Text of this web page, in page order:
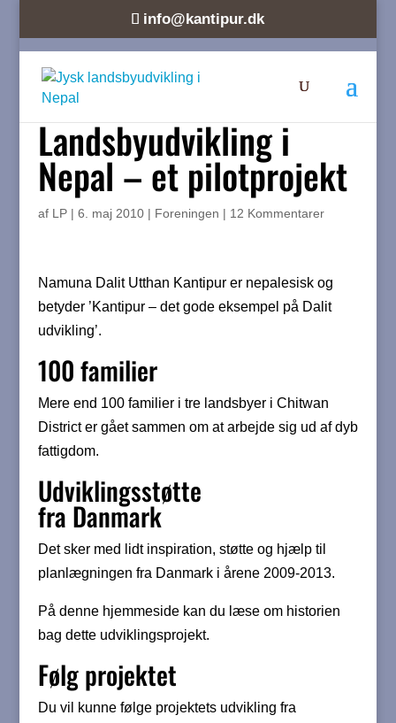
info@kantipur.dk
Landsbyudvikling i
Nepal – et pilotprojekt
af LP| 6. maj 2010| Foreningen | 12 Kommentarer
Namuna Dalit Utthan Kantipur er nepalesisk og
betyder ’Kantipur – det gode eksempel på Dalit
udvikling’.
100 familier
Mere end 100 familier i tre landsbyer i Chitwan
District er gået sammen om at arbejde sig ud af dyb
fattigdom.
Udviklingsstøtte
fra Danmark
Det sker med lidt inspiration, støtte og hjælp til
planlægningen fra Danmark i årene 2009-2013.
På denne hjemmeside kan du læse om historien
bag dette udviklingsprojekt.
Følg projektet
Du vil kunne følge projektets udvikling fra